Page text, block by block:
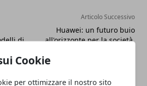
Cookie
per ottimizzare il nostro sito
di
Articolo Successivo
Huawei: un futuro buio
all'orizzonte per la società,